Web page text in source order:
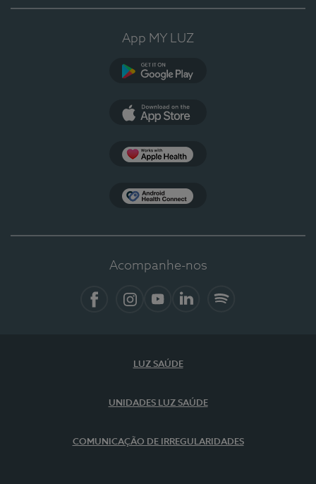
App MY LUZ
Acompanhe-nos
LUZ SAÚDE
UNIDADES LUZ SAÚDE
COMUNICAÇÃO DE IRREGULARIDADES